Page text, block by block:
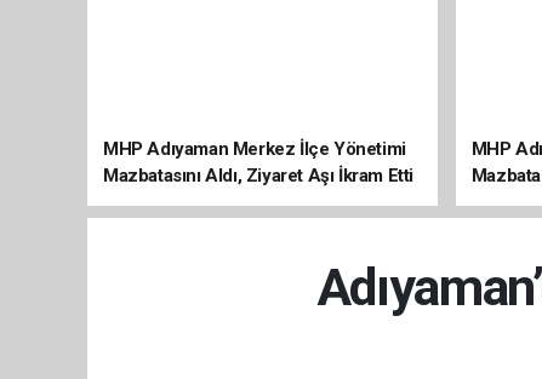
MHP Adıyaman Merkez İlçe Yönetimi
Mazbatasını Aldı, Ziyaret Aşı İkram Etti
MHP